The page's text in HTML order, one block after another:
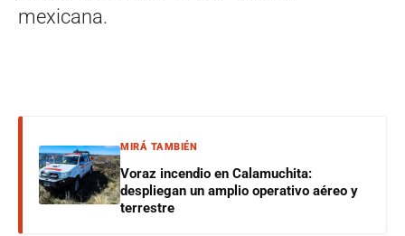
mexicana.
MIRÁ TAMBIÉN
Voraz incendio en Calamuchita:
despliegan un amplio operativo aéreo y
terrestre